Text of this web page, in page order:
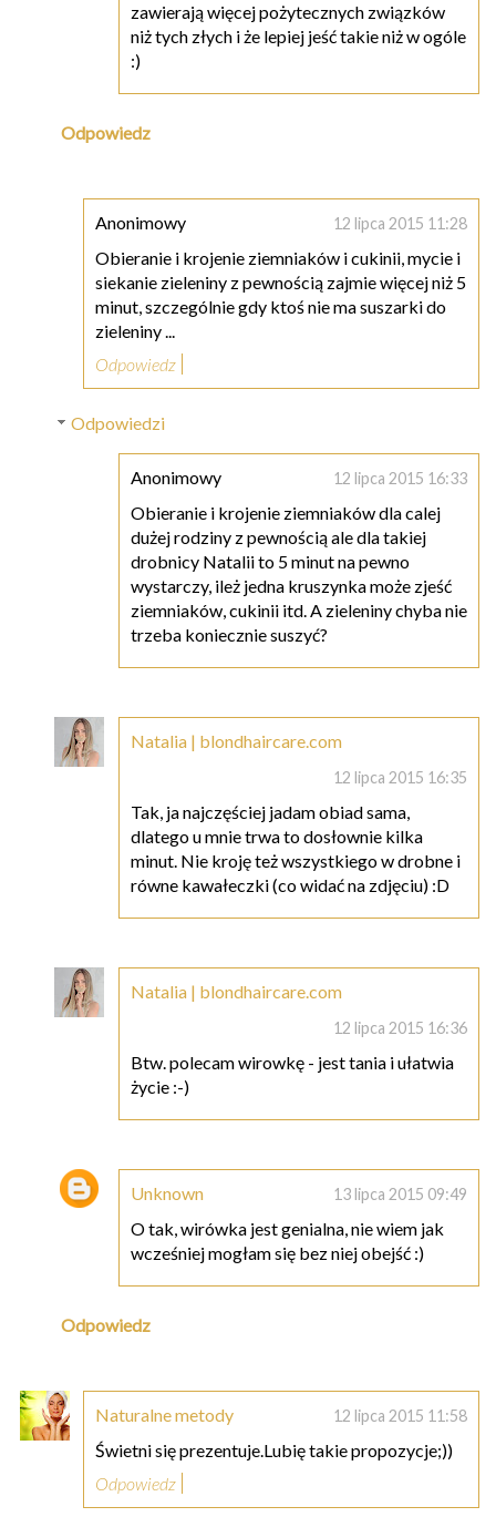
zawierają więcej pożytecznych związków
niż tych złych i że lepiej jeść takie niż w ogóle
:)
Odpowiedz
Anonimowy 12 lipca 2015 11:28
Obieranie i krojenie ziemniaków i cukinii, mycie i
siekanie zieleniny z pewnością zajmie więcej niż 5
minut, szczególnie gdy ktoś nie ma suszarki do
zieleniny ...
Odpowiedz
Odpowiedzi
Anonimowy 12 lipca 2015 16:33
Obieranie i krojenie ziemniaków dla calej
dużej rodziny z pewnością ale dla takiej
drobnicy Natalii to 5 minut na pewno
wystarczy, ileż jedna kruszynka może zjeść
ziemniaków, cukinii itd. A zieleniny chyba nie
trzeba koniecznie suszyć?
Natalia | blondhaircare.com
12 lipca 2015 16:35
Tak, ja najczęściej jadam obiad sama,
dlatego u mnie trwa to dosłownie kilka
minut. Nie kroję też wszystkiego w drobne i
równe kawałeczki (co widać na zdjęciu) :D
Natalia | blondhaircare.com
12 lipca 2015 16:36
Btw. polecam wirowkę - jest tania i ułatwia
życie :-)
Unknown 13 lipca 2015 09:49
O tak, wirówka jest genialna, nie wiem jak
wcześniej mogłam się bez niej obejść :)
Odpowiedz
Naturalne metody 12 lipca 2015 11:58
Świetni się prezentuje.Lubię takie propozycje;))
Odpowiedz